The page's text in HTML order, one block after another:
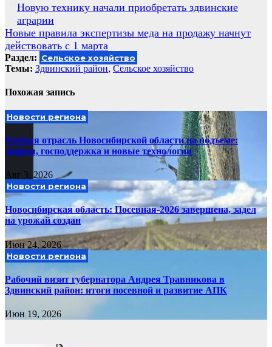
Навигация
по
записям
Новую технику начали приобретать здвинские
аграрии
Новые правила экспертизы меда на продажу начнут
действовать с 1 марта
Раздел: Сельское хозяйство
Темы: Здвинский район, Сельское хозяйство
Похожая запись
Новости региона
Рыбная отрасль Новосибирской области на подъеме:
цифры, господдержка и новые технологии
Авг 3, 2026
Новости региона
Новосибирская область: Посевная-2026 завершена, задел
на урожай создан
Июн 24, 2026
Новости региона
Рабочий визит губернатора Андрея Травникова в
Здвинский район: итоги посевной и развитие АПК
Июн 19, 2026